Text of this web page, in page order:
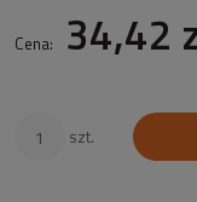
Cena: 34,42
szt.